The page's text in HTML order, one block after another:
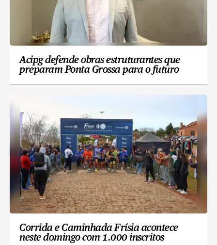
Acipg defende obras estruturantes que
preparam Ponta Grossa para o futuro
Corrida e Caminhada Frísia acontece
neste domingo com 1.000 inscritos